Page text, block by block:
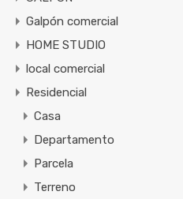
Galpón comercial
HOME STUDIO
local comercial
Residencial
Casa
Departamento
Parcela
Terreno